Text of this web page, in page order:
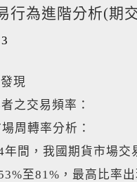
行為進階分析(期
現
之交易頻率：
周轉率分析：
年間，我國期貨市場交
至81%，最高比率